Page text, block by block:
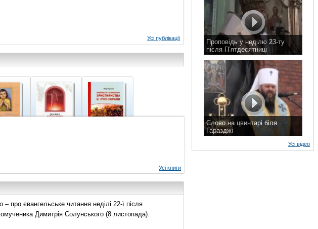
Усі публікації
Усі книги
про євангельське читання неділі 22-ї після
Димитрія Солунського (8 листопада).
Проповідь у неділю 23-ту
після П’ятдесятниці
Слово на цвинтарі біля
Гаразджі
Усі відео